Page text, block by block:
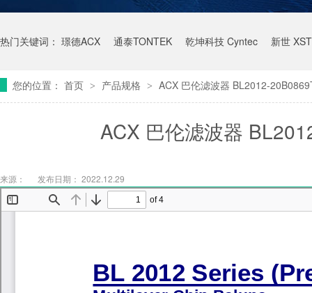
热门关键词： 璟德ACX 通泰TONTEK 乾坤科技 Cyntec 新世
您的位置： 首页 > 产品规格 > ACX 巴伦滤波器 BL2012-
ACX 巴伦滤波器
来源： 发布日期： 2022.12.29